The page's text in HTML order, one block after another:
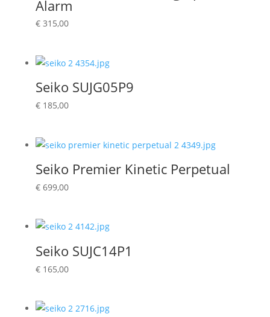
Alarm
€315,00
Seiko SUJG05P9
€185,00
Seiko Premier Kinetic Perpetual
€699,00
Seiko SUJC14P1
€165,00